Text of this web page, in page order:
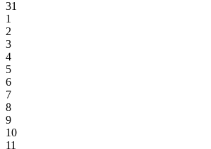
31
1
2
3
4
5
6
7
8
9
10
11